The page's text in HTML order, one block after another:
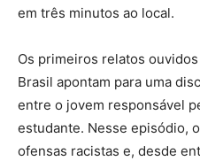
em três minutos ao local.
Os primeiros relatos
Brasil apontam para uma
entre o jovem responsável
estudante. Nesse episódio,
ofensas racistas e, desde